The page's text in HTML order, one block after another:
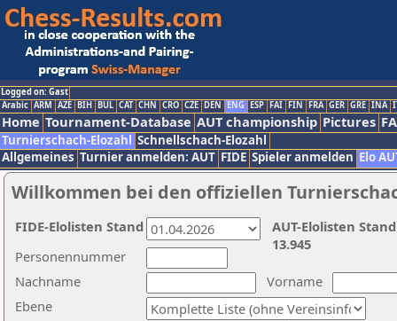
Logged on: Gast
Arabic ARM AZE BIH BUL CAT CHN CRO CZE DEN ENG ESP FAI FIN FRA GER GRE INA
Home Tournament-Database AUT championship Pictures
Turnierschach-Elozahl Schnellschach-Elozahl
Allgemeines Turnier anmelden: AUT FIDE Spieler anmelden Elo
Willkommen bei den offiziellen
Nachname
Vorname
Ebene
Personennummer
AUT-Elolisten
13.945
FIDE-Elolisten Stand